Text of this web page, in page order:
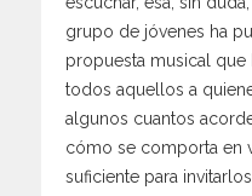
grupo de jóvenes ha
propuesta musical
todos aquellos a
algunos cuantos
cómo se comporta en
suficiente para